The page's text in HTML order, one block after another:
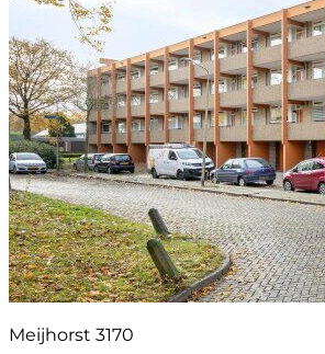
Meijhorst 3170